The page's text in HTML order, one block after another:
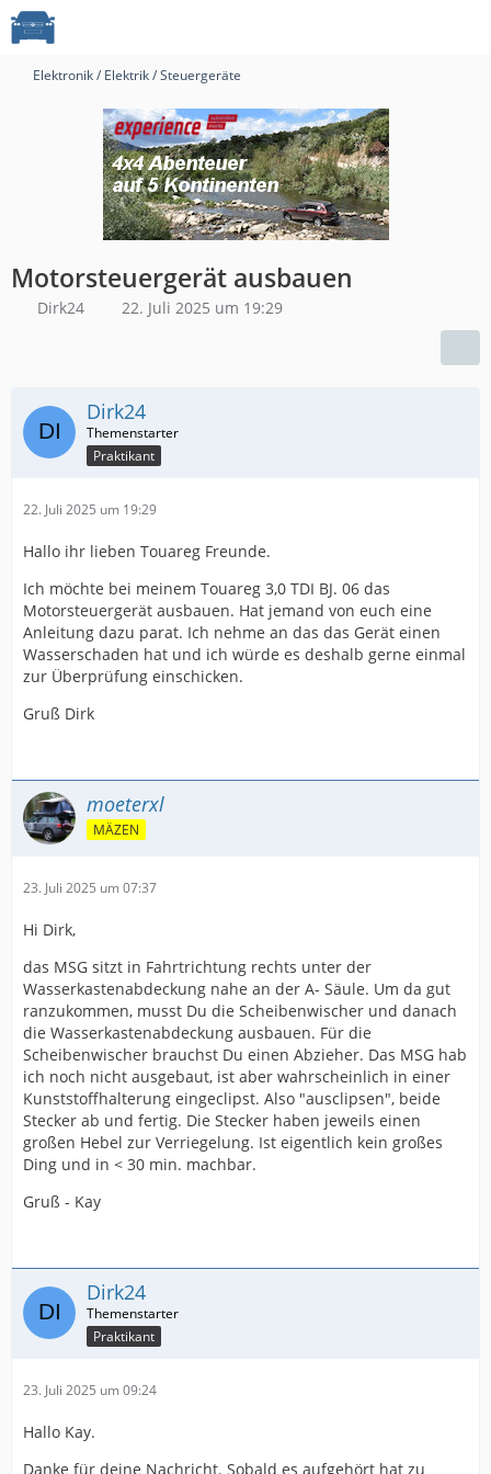
Elektronik / Elektrik / Steuergeräte
Motorsteuergerät ausbauen
Dirk24 22. Juli 2025 um 19:29
Dirk24
Praktikant
22. Juli 2025 um 19:29
Hallo ihr lieben Touareg Freunde.
Ich möchte bei meinem Touareg 3,0 TDI BJ. 06 das
Motorsteuergerät ausbauen. Hat jemand von euch eine
Anleitung dazu parat. Ich nehme an das das Gerät einen
Wasserschaden hat und ich würde es deshalb gerne einmal
zur Überprüfung einschicken.
Gruß Dirk
moeterxl
MÄZEN
23. Juli 2025 um 07:37
Hi Dirk,
das MSG sitzt in Fahrtrichtung rechts unter der
Wasserkastenabdeckung nahe an der A- Säule. Um da gut
ranzukommen, musst Du die Scheibenwischer und danach
die Wasserkastenabdeckung ausbauen. Für die
Scheibenwischer brauchst Du einen Abzieher. Das MSG hab
ich noch nicht ausgebaut, ist aber wahrscheinlich in einer
Kunststoffhalterung eingeclipst. Also "ausclipsen", beide
Stecker ab und fertig. Die Stecker haben jeweils einen
großen Hebel zur Verriegelung. Ist eigentlich kein großes
Ding und in < 30 min. machbar.
Gruß - Kay
Dirk24
Praktikant
23. Juli 2025 um 09:24
Hallo Kay.
Danke für deine Nachricht. Sobald es aufgehört hat zu